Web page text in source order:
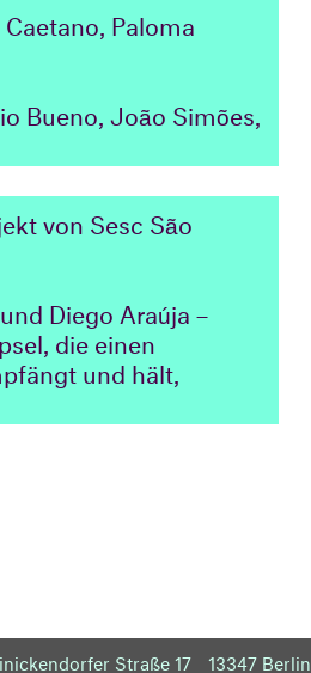
Paloma
Bueno, João Simões,
von Sesc São
Diego Araúja –
die einen
und hält,
Straße 17
13347 Berlin